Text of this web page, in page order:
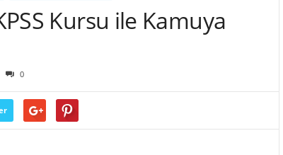
Kursu ile Kamuya
0